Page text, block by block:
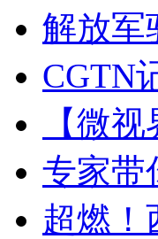
解放军
CGTN
【微
专家带
超燃！